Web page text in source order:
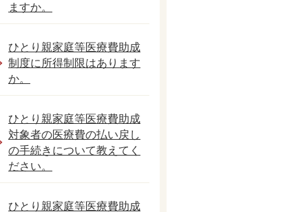
ますか。
ひとり親家庭等医療費助成
制度に所得制限はあります
か。
ひとり親家庭等医療費助成
対象者の医療費の払い戻し
の手続きについて教えてく
ださい。
ひとり親家庭等医療費助成